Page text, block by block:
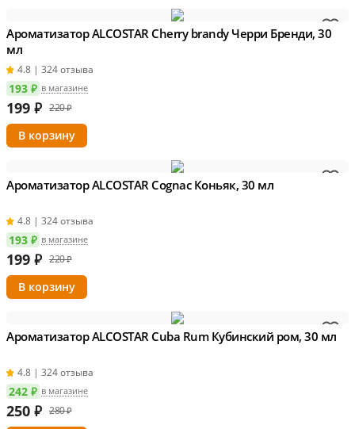
Ароматизатор ALCOSTAR Cherry brandy Черри Бренди, 30
мл
4.8 | 324 отзыва
193 ₽ в магазине
199 ₽ 220 ₽
Ароматизатор ALCOSTAR Cognac Коньяк, 30 мл
4.8 | 324 отзыва
193 ₽ в магазине
199 ₽ 220 ₽
Ароматизатор ALCOSTAR Cuba Rum Кубинский ром, 30 мл
4.8 | 324 отзыва
242 ₽ в магазине
250 ₽ 280 ₽